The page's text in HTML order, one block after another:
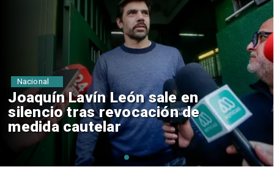
Chile y Venezuela formalizan
reinicio de relaciones
consulares
Nacional